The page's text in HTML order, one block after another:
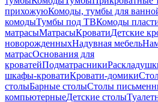
прихожуюКомоды, тумбы для
комодыТумбы под ТВКомоды
матрасыМатрасыКроватиДетские
новорожденныхНадувная мебель
матрасОснования для
кроватейПодматрасники
шкафы-кроватиКровати-домики
столыБарные столыСтолы
компьютерныеДетские столы